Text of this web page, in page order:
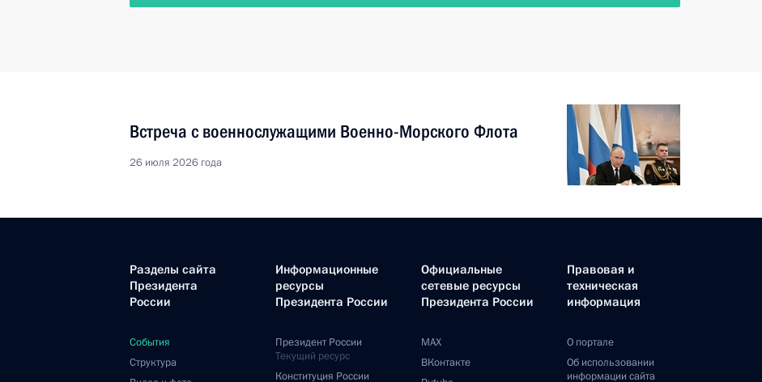
Встреча с военнослужащими Военно-Морского Флота
26 июля 2026 года
Разделы сайта
Президента
России
События
Структура
Информационные
ресурсы
Президента России
Президент России
Текущий ресурс
Конституция России
Официальные
сетевые ресурсы
Президента России
MAX
ВКонтакте
Правовая и
техническая
информация
О портале
Об использовании
информации сайта